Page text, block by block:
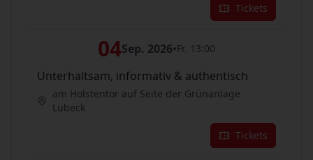
Tickets
04Sep. 2026•Fr. 13:00
Unterhaltsam, informativ & authentisch
am Holstentor auf Seite der Grünanlage
Lübeck
Tickets